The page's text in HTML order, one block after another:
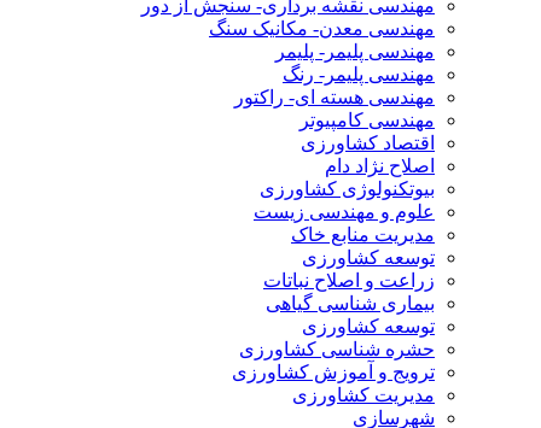
مهندسی نقشه برداری- سنجش از دور
مهندسی معدن- مکانیک سنگ
مهندسی پلیمر- پلیمر
مهندسی پلیمر- رنگ
مهندسی هسته ای- راکتور
مهندسی کامپیوتر
اقتصاد کشاورزی
اصلاح نژاد دام
بیوتکنولوژی کشاورزی
علوم و مهندسی زیست
مدیریت منابع خاک
توسعه کشاورزی
زراعت و اصلاح نباتات
بیماری شناسی گیاهی
توسعه کشاورزی
حشره شناسی کشاورزی
ترویج و آموزش کشاورزی
مدیریت کشاورزی
شهرسازی